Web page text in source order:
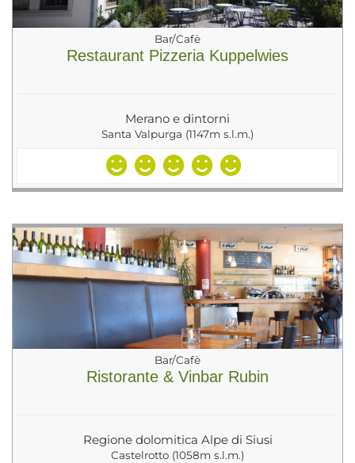
Bar/Cafè
Restaurant Pizzeria Kuppelwies
Merano e dintorni
Santa Valpurga (1147m s.l.m.)
Bar/Cafè
Ristorante & Vinbar Rubin
Regione dolomitica Alpe di Siusi
Castelrotto (1058m s.l.m.)